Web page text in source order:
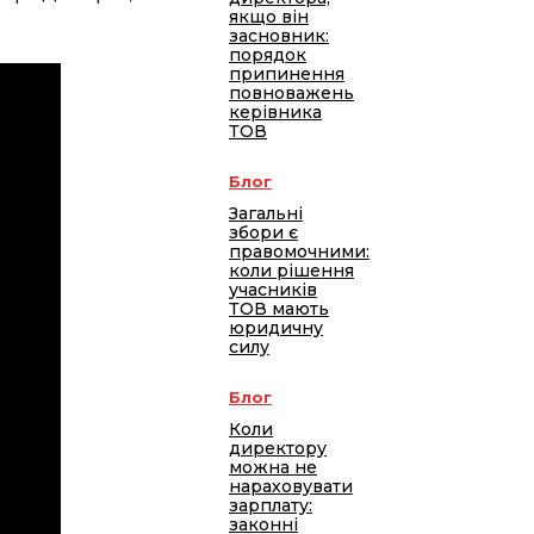
якщо він
засновник:
порядок
припинення
повноважень
керівника
ТОВ
Блог
Загальні
збори є
правомочними:
коли рішення
учасників
ТОВ мають
юридичну
силу
Блог
Коли
директору
можна не
нараховувати
зарплату:
законні